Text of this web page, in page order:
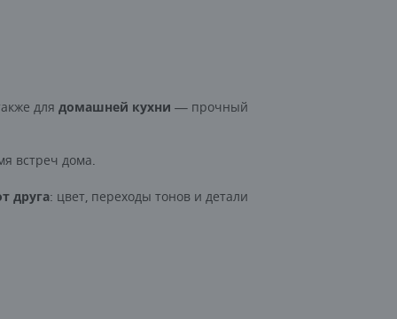
для домашней кухни — прочный
встреч дома.
друга: цвет, переходы тонов и детали